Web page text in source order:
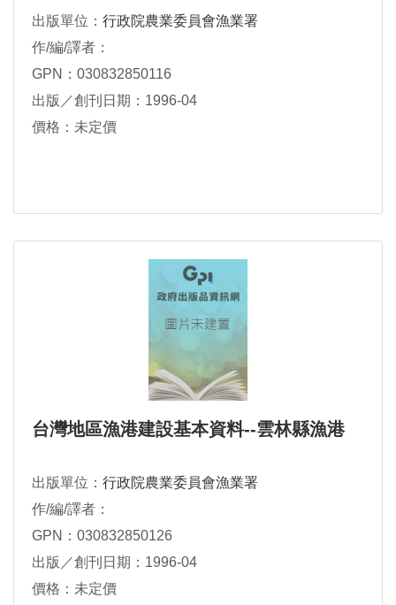
出版單位： 行政院農業委員會漁業署
作/編/譯者：
GPN：030832850116
出版／創刊日期：1996-04
價格：未定價
台灣地區漁港建設基本資料--雲林縣漁港
出版單位： 行政院農業委員會漁業署
作/編/譯者：
GPN：030832850126
出版／創刊日期：1996-04
價格：未定價